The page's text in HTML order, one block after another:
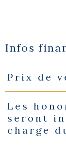
Infos
Prix de
Les
seront
charge